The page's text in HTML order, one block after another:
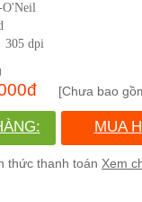
O'Neil
305 dpi
đ [Chưa bao
MUA
Xem